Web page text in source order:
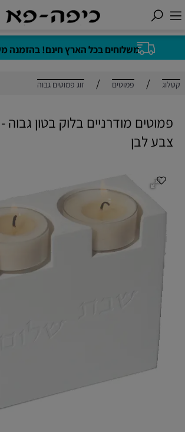
משלוחים בכל הארץ חינם! בהזמנה מעל 500
קטלוג / פמוטים / זוג פמוטים גבוה
פמוטים מודרניים בלוק בטון
צבע לבן